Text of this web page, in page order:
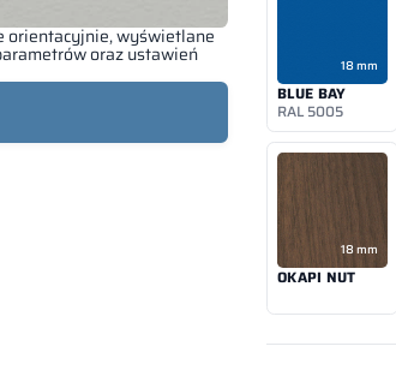
orientacyjnie, wyświetlane
oraz ustawień 18 mm
BLUE BAY
RAL 5005
18 mm
OKAPI NUT